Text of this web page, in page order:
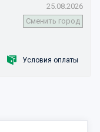
25.08.2026
Сменить город
Условия оплаты